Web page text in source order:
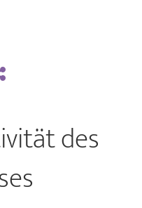
des